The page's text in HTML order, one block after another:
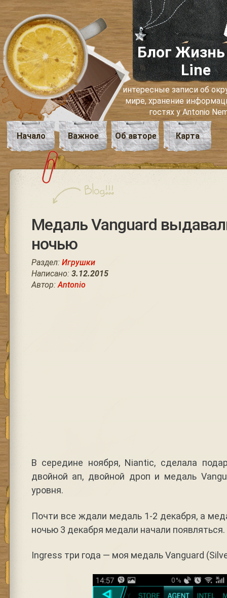
Блог Жизнь
Line
интересные записи об
мире, хранение
гостях у Antonio
Начало Важное Об авторе Карта
Медаль Vanguard
ночью
Раздел: Игрушки
Написано: 3.12.2015
Автор:Antonio
В середине ноября, Niantic, сделала
двойной ап, двойной дроп и медаль
уровня.
Почти все ждали медаль 1-2 декабря, а
ночью 3 декабря медали начали появляться.
Ingress три года — моя медаль Vanguard